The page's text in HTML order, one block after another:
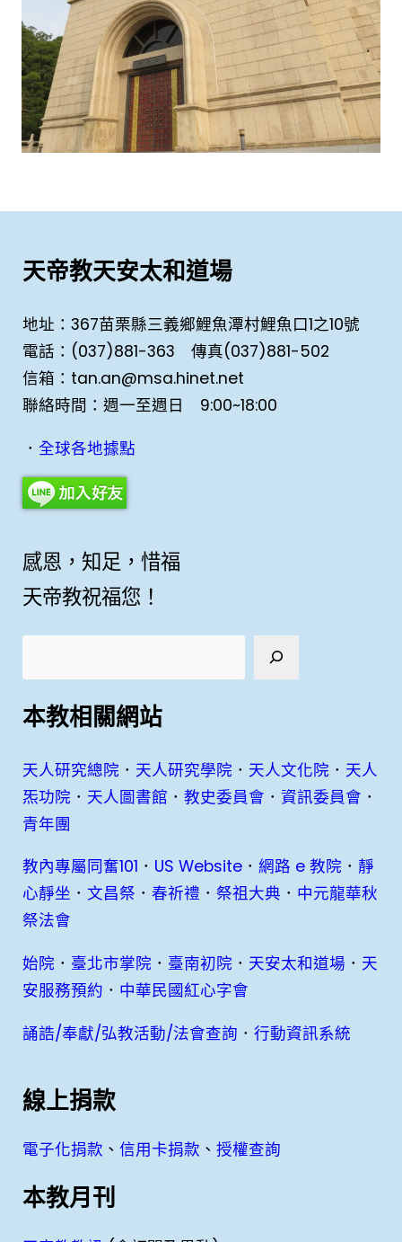
天帝教天安太和道場
地址：367苗栗縣三義鄉鯉魚潭村鯉魚口1之10號
電話：(037)881-363 傳真(037)881-502
信箱：tan.an@msa.hinet.net
聯絡時間：週一至週日 9:00~18:00
． 全球各地據點
感恩，知足，惜福
天帝教祝福您！
尋
本教相關網站
天人研究總院 ． 天人研究學院 ． 天人文化院 ． 天人
炁功院 ． 天人圖書館 ． 教史委員會 ． 資訊委員會 ．
青年團
教內專屬同奮101 ． US Website ． 網路 e 教院 ． 靜
心靜坐 ． 文昌祭 ． 春祈禮 ． 祭祖大典 ． 中元龍華秋
祭法會
始院 ． 臺北市掌院 ． 臺南初院 ． 天安太和道場 ． 天
安服務預約 ． 中華民國紅心字會
誦誥/奉獻/弘教活動/法會查詢 ． 行動資訊系統
線上捐款
電子化捐款 、 信用卡捐款 、 授權查詢
本教月刊